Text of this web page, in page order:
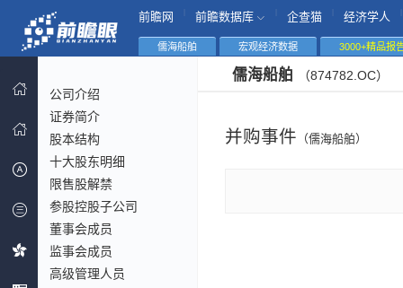
前瞻网 前瞻数据库 企查猫 经济学人
儒海船舶 宏观经济数据 3000+精品报
公司介绍
证券简介
股本结构
十大股东明细
限售股解禁
参股控股子公司
董事会成员
监事会成员
高级管理人员
儒海船舶 （874782.OC）
并购事件 （儒海船舶）